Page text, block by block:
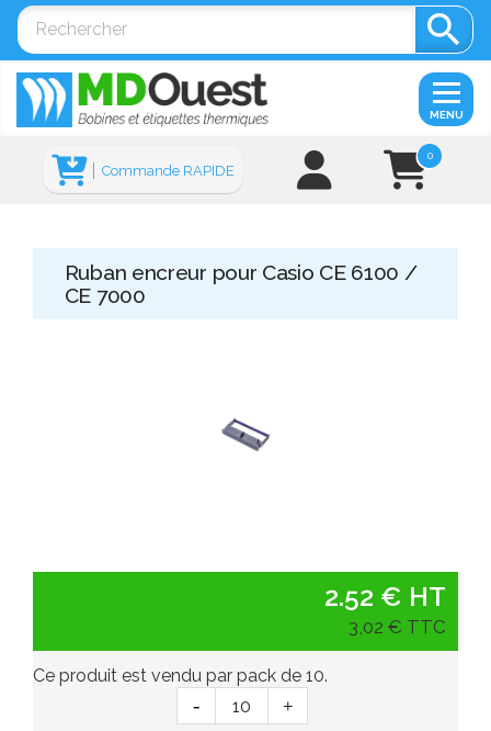

0
Commande RAPIDE
MENU
Ruban encreur pour Casio CE 6100 /
CE 7000
2.52 € HT
3,02 € TTC
Ce produit est vendu par pack de 10.